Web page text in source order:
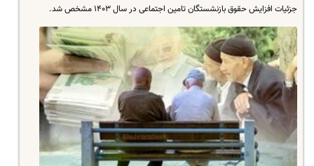
جزئیات افزایش حقوق بازنشستگان تامین اجتماعی در سال ۱۴۰۳ مشخص شد.